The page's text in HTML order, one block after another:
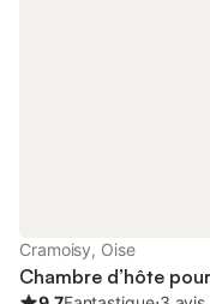
Cramoisy, Oise
Chambre d’hôte